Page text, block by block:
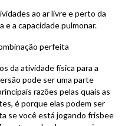
ao ar livre e perto da
e a capacidade pulmonar.
perfeita
da atividade física para a
pode ser uma parte
razões pelas quais as
é porque elas podem ser
se você está jogando frisbee